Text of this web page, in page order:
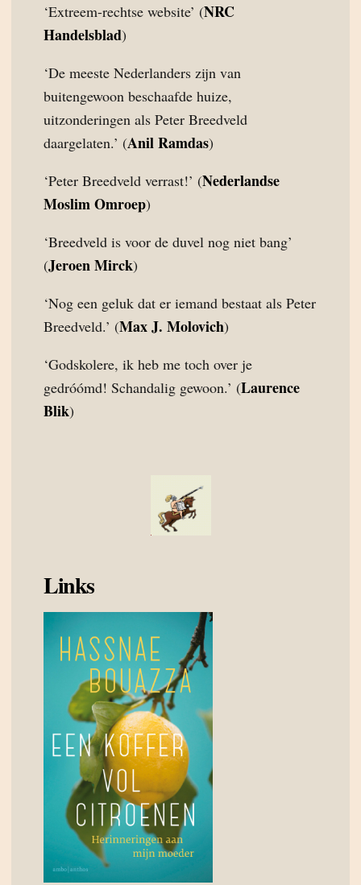
‘Extreem-rechtse website’ (NRC
Handelsblad)
‘De meeste Nederlanders zijn van
buitengewoon beschaafde huize,
uitzonderingen als Peter Breedveld
daargelaten.’ (Anil Ramdas)
‘Peter Breedveld verrast!’ (Nederlandse
Moslim Omroep)
‘Breedveld is voor de duvel nog niet bang’
(Jeroen Mirck)
‘Nog een geluk dat er iemand bestaat als Peter
Breedveld.’ (Max J. Molovich)
‘Godskolere, ik heb me toch over je
gedróómd! Schandalig gewoon.’ (Laurence
Blik)
Links